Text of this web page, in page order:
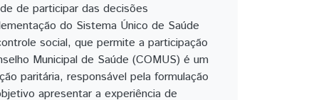
de participar das decisões
do Sistema Único de Saúde
social, que permite a participação
Municipal de Saúde (COMUS) é um
paritária, responsável pela formulação
apresentar a experiência de